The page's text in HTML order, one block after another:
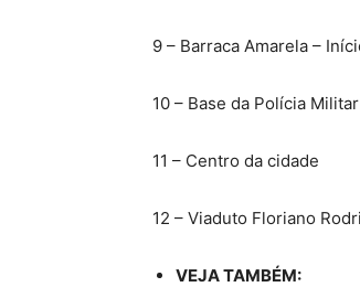
9 – Barraca Amarela –
10 – Base da Polícia Militar
11 – Centro da cidade
12 – Viaduto Floriano
VEJA TAMBÉM: